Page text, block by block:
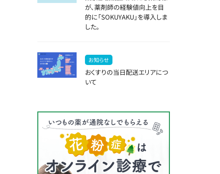
が、薬剤師の経験値向上を目
的に「SOKUYAKU」を導入しま
した。
お知らせ
おくすりの当日配送エリアにつ
いて